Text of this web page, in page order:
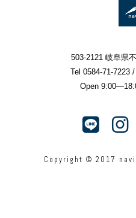
503-2121 岐阜県
Tel 0584-71-7223
Open
Copyright © 2017